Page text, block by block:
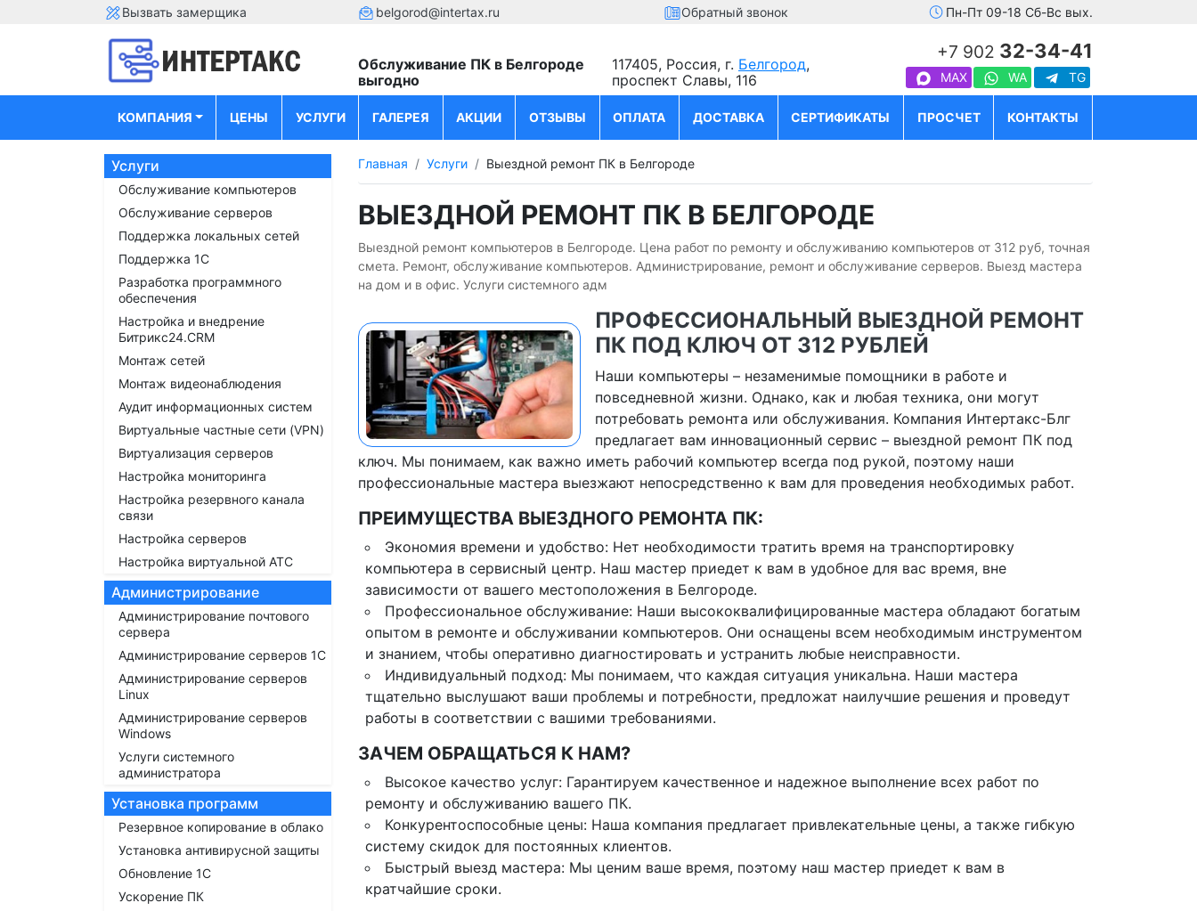
Вызвать замерщика belgorod@intertax.ru Обратный звонок Пн-Пт 09-18 Сб-Вс вых.
Обслуживание ПК в Белгороде
выгодно
117405, Россия, г. Белгород,
проспект Славы, 116
+7 902 32-34-41
MAX WA TG
КОМПАНИЯ ЦЕНЫ УСЛУГИ ГАЛЕРЕЯ АКЦИИ ОТЗЫВЫ ОПЛАТА ДОСТАВКА СЕРТИФИКАТЫ ПРОСЧЕТ КОНТАКТЫ
Услуги
Обслуживание компьютеров
Обслуживание серверов
Поддержка локальных сетей
Поддержка 1С
Разработка программного
обеспечения
Настройка и внедрение
Битрикс24.CRM
Монтаж сетей
Монтаж видеонаблюдения
Аудит информационных систем
Виртуальные частные сети (VPN)
Виртуализация серверов
Настройка мониторинга
Настройка резервного канала
связи
Настройка серверов
Настройка виртуальной АТС
Администрирование
Администрирование почтового
сервера
Администрирование серверов 1С
Администрирование серверов
Linux
Администрирование серверов
Windows
Услуги системного
администратора
Установка программ
Резервное копирование в облако
Установка антивирусной защиты
Обновление 1С
Ускорение ПК
Главная Услуги Выездной ремонт ПК в Белгороде
ВЫЕЗДНОЙ РЕМОНТ ПК В БЕЛГОРОДЕ
Выездной ремонт компьютеров в Белгороде. Цена работ по ремонту и обслуживанию компьютеров от 312 руб, точная
смета. Ремонт, обслуживание компьютеров. Администрирование, ремонт и обслуживание серверов. Выезд мастера
на дом и в офис. Услуги системного адм
ПРОФЕССИОНАЛЬНЫЙ ВЫЕЗДНОЙ РЕМОНТ
ПК ПОД КЛЮЧ ОТ 312 РУБЛЕЙ
Наши компьютеры – незаменимые помощники в работе и
повседневной жизни. Однако, как и любая техника, они могут
потребовать ремонта или обслуживания. Компания Интертакс-Блг
предлагает вам инновационный сервис – выездной ремонт ПК под
ключ. Мы понимаем, как важно иметь рабочий компьютер всегда под рукой, поэтому наши
профессиональные мастера выезжают непосредственно к вам для проведения необходимых работ.
ПРЕИМУЩЕСТВА ВЫЕЗДНОГО РЕМОНТА ПК:
Экономия времени и удобство: Нет необходимости тратить время на транспортировку
компьютера в сервисный центр. Наш мастер приедет к вам в удобное для вас время, вне
зависимости от вашего местоположения в Белгороде.
Профессиональное обслуживание: Наши высококвалифицированные мастера обладают богатым
опытом в ремонте и обслуживании компьютеров. Они оснащены всем необходимым инструментом
и знанием, чтобы оперативно диагностировать и устранить любые неисправности.
Индивидуальный подход: Мы понимаем, что каждая ситуация уникальна. Наши мастера
тщательно выслушают ваши проблемы и потребности, предложат наилучшие решения и проведут
работы в соответствии с вашими требованиями.
ЗАЧЕМ ОБРАЩАТЬСЯ К НАМ?
Высокое качество услуг: Гарантируем качественное и надежное выполнение всех работ по
ремонту и обслуживанию вашего ПК.
Конкурентоспособные цены: Наша компания предлагает привлекательные цены, а также гибкую
систему скидок для постоянных клиентов.
Быстрый выезд мастера: Мы ценим ваше время, поэтому наш мастер приедет к вам в
кратчайшие сроки.